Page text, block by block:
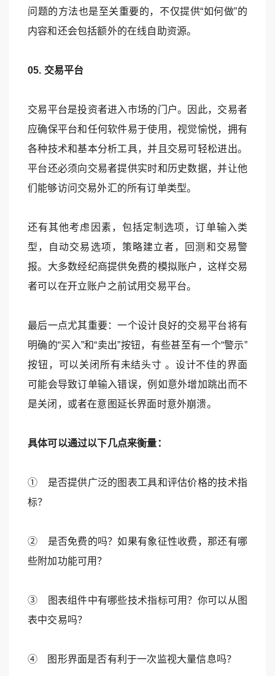
问题的方法也是至关重要的，不仅提供“如何做”的
内容和还会包括额外的在线自助资源。
05. 交易平台
交易平台是投资者进入市场的门户。因此，交易者
应确保平台和任何软件易于使用，视觉愉悦，拥有
各种技术和基本分析工具，并且交易可轻松进出。
平台还必须向交易者提供实时和历史数据，并让他
们能够访问交易外汇的所有订单类型。
还有其他考虑因素，包括定制选项，订单输入类
型，自动交易选项，策略建立者，回测和交易警
报。大多数经纪商提供免费的模拟账户，这样交易
者可以在开立账户之前试用交易平台。
最后一点尤其重要：一个设计良好的交易平台将有
明确的“买入”和“卖出”按钮，有些甚至有一个“警示”
按钮，可以关闭所有未结头寸 。设计不佳的界面
可能会导致订单输入错误，例如意外增加跳出而不
是关闭，或者在意图延长界面时意外崩溃。
具体可以通过以下几点来衡量：
① 是否提供广泛的图表工具和评估价格的技术指
标？
② 是否免费的吗？如果有象征性收费，那还有哪
些附加功能可用？
③ 图表组件中有哪些技术指标可用？你可以从图
表中交易吗？
④ 图形界面是否有利于一次监视大量信息吗？